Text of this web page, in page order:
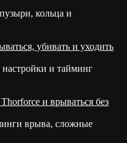
кольца и
убивать и уходить
и тайминг
и врываться без
врыва, сложные